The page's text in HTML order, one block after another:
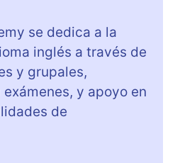
se dedica a la
inglés a través de
y grupales,
y apoyo en
de